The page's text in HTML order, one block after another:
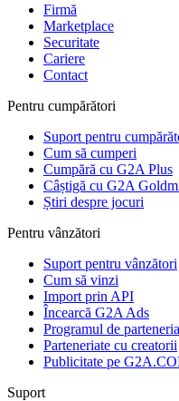
Firmă
Marketplace
Securitate
Cariere
Contact
Pentru cumpărători
Suport pentru
Cum să cumperi
Cumpără cu G2A Plus
Câștigă cu G2A
Știri despre jocuri
Pentru vânzători
Suport pentru vânzători
Cum să vinzi
Import prin API
Încearcă G2A Ads
Programul de
Parteneriate cu creatorii
Publicitate pe
Suport